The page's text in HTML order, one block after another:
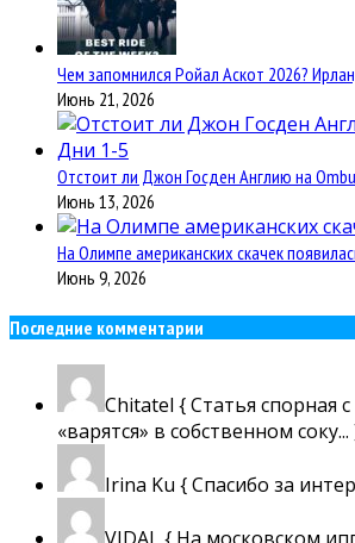
Чем запомнился Ройал Аскот 2026?
Июнь 21, 2026
Отстоит ли Джон Госден Англию на
Июнь 13, 2026
На Олимпе американских скачек
Июнь 9, 2026
Последние комментарии
Chitatel { Статья спорная
«варятся» в собственном соку...
Irina Ku { Спасибо за